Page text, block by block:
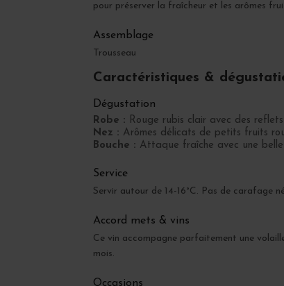
pour préserver la fraîcheur et les arômes
Assemblage
Trousseau
Caractéristiques &
Dégustation
Robe : Rouge rubis clair avec des reflets
Nez : Arômes délicats de petits fruits
Bouche : Attaque fraîche avec une
Service
Servir autour de 14-16°C. Pas de carafage
Accord mets & vins
Ce vin accompagne parfaitement une
mois.
Occasions